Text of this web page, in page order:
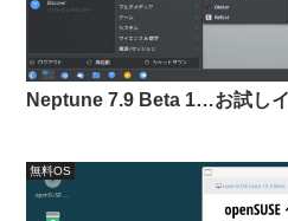
Neptune 7.9 Beta 1…お試しイ
無料OS